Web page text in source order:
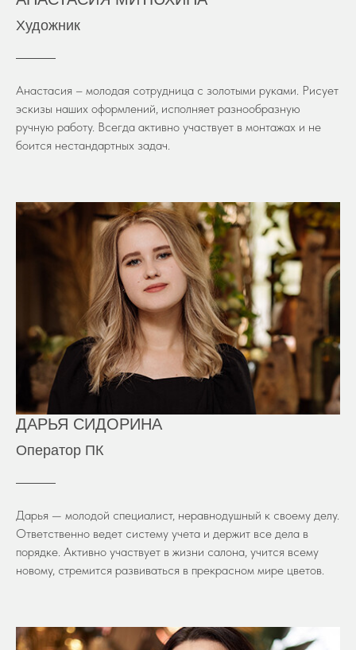
Художник
Анастасия – молодая сотрудница с золотыми руками. Рисует
эскизы наших оформлений, исполняет разнообразную
ручную работу. Всегда активно участвует в монтажах и не
боится нестандартных задач.
ДАРЬЯ СИДОРИНА
Оператор ПК
Дарья — молодой специалист, неравнодушный к своему делу.
Ответственно ведет систему учета и держит все дела в
порядке. Активно участвует в жизни салона, учится всему
новому, стремится развиваться в прекрасном мире цветов.